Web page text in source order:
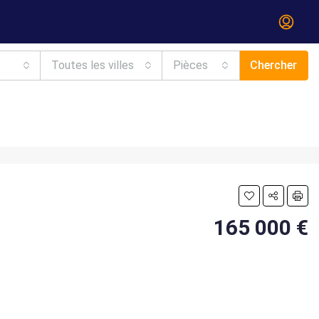
Toutes les villes Pièces Chercher
165 000 €